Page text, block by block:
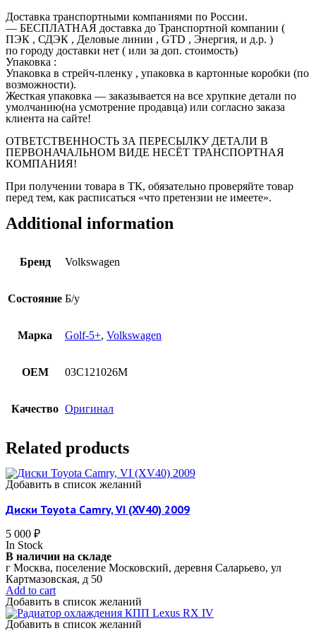
Доставка транспортными компаниями по России.
— БЕСПЛАТНАЯ доставка до Транспортной компании (
ПЭК , СДЭК , Деловые линии , GTD , Энергия, и д.р. )
по городу доставки нет ( или за доп. стоимость)
Упаковка :
Упаковка в стрейч-пленку , упаковка в картонные коробки (по
возможности).
Жесткая упаковка — заказывается на все хрупкие детали по
умолчанию(на усмотрение продавца) или согласно заказа
клиента на сайте!
ОТВЕТСТВЕННОСТЬ ЗА ПЕРЕСЫЛКУ ДЕТАЛИ В
ПЕРВОНАЧАЛЬНОМ ВИДЕ НЕСЁТ ТРАНСПОРТНАЯ
КОМПАНИЯ!
При получении товара в ТК, обязательно проверяйте товар
перед тем, как расписаться «что претензии не имеете».
Additional information
Бренд Volkswagen
Состояние Б/у
Марка Golf-5+, Volkswagen
OEM 03C121026M
Качество Оригинал
Related products
Добавить в список желаний
Диски Toyota Camry, VI (XV40) 2009
5 000 ₽
In Stock
В наличии на складе
г Москва, поселение Московский, деревня Саларьево, ул
Картмазовская, д 50
Add to cart
Добавить в список желаний
Добавить в список желаний